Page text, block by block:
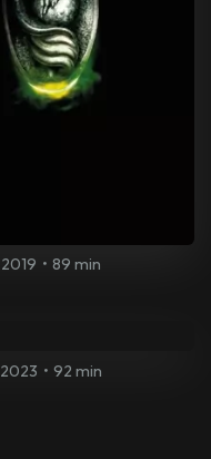
2019 • 89 min
2023 • 92 min